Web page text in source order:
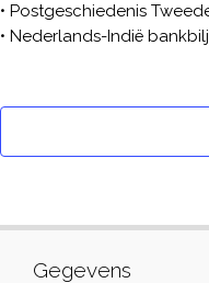
• Postgeschiedenis
• Nederlands-Indië
Gegevens